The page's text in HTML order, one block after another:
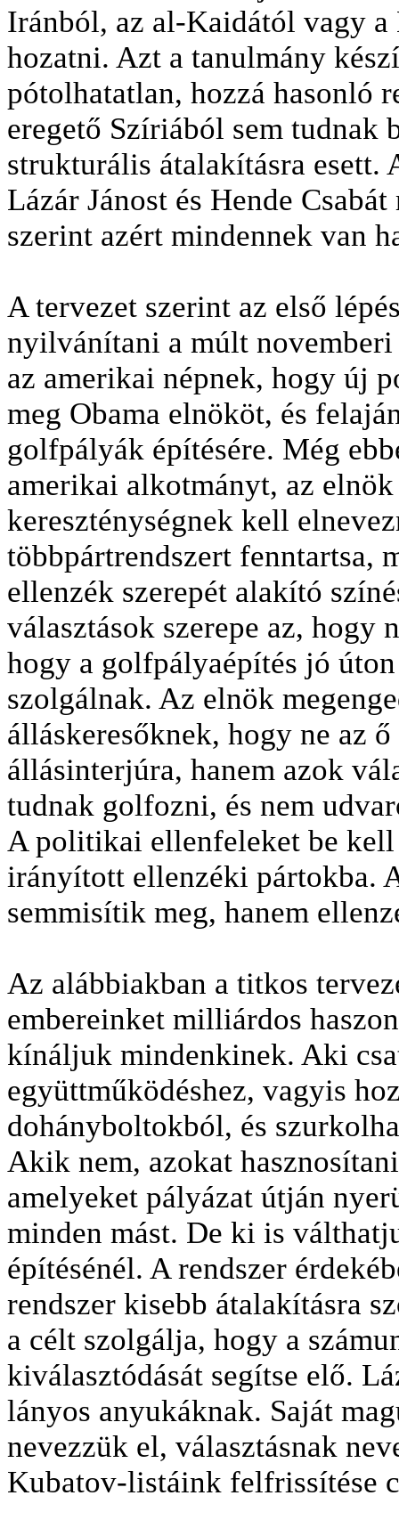
Iránból, az al-Kaidától vagy a
hozatni. Azt a tanulmány
pótolhatatlan, hozzá hasonló
eregető Szíriából sem tudnak
strukturális átalakításra esett.
Lázár Jánost és Hende
szerint azért mindennek van
A tervezet szerint az első
nyilvánítani a múlt
az amerikai népnek, hogy új
meg Obama elnököt, és
golfpályák építésére. Még
amerikai alkotmányt, az
kereszténységnek kell
többpártrendszert fenntartsa,
ellenzék szerepét alakító
választások szerepe az, hogy
hogy a golfpályaépítés jó
szolgálnak. Az elnök
álláskeresőknek, hogy ne az
állásinterjúra, hanem azok
tudnak golfozni, és nem
A politikai ellenfeleket be
irányított ellenzéki pártokba.
semmisítik meg, hanem
Az alábbiakban a titkos
embereinket milliárdos
kínáljuk mindenkinek. Aki
együttműködéshez, vagyis
dohányboltokból, és
Akik nem, azokat
amelyeket pályázat útján
minden mást. De ki is
építésénél. A rendszer
rendszer kisebb átalakításra
a célt szolgálja, hogy a
kiválasztódását segítse elő.
lányos anyukáknak. Saját
nevezzük el, választásnak
Kubatov-listáink felfrissítése